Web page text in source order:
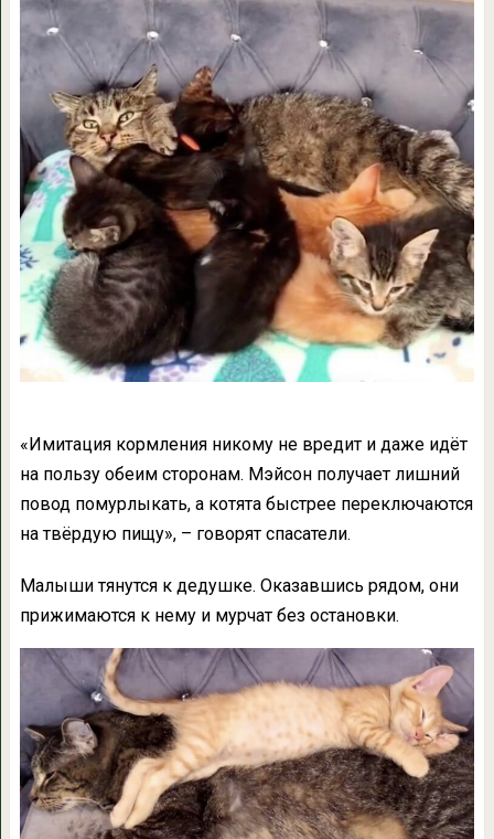
«Имитация кормления никому не вредит и даже идёт
на пользу обеим сторонам. Мэйсон получает лишний
повод помурлыкать, а котята быстрее переключаются
на твёрдую пищу», – говорят спасатели.
Малыши тянутся к дедушке. Оказавшись рядом, они
прижимаются к нему и мурчат без остановки.